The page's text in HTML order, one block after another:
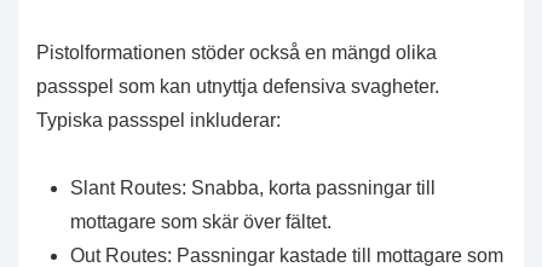
Pistolformationen stöder också en mängd olika
passspel som kan utnyttja defensiva svagheter.
Typiska passspel inkluderar:
Slant Routes: Snabba, korta passningar till
mottagare som skär över fältet.
Out Routes: Passningar kastade till mottagare som